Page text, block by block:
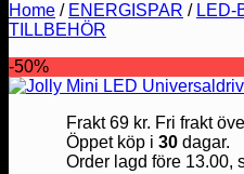
Home / ENERGISPAR / LED-
TILLBEHÖR
-50%
Frakt 69 kr. Fri frakt
Öppet köp i 30dagar.
Order lagd före 13.00,